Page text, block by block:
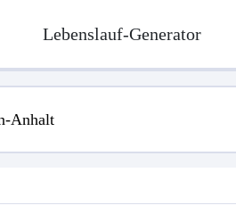
Lebenslauf-Generator